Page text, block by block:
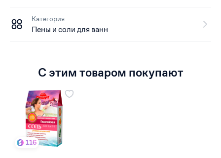
Категория
Пены и соли для ванн
С этим товаром покупают
116